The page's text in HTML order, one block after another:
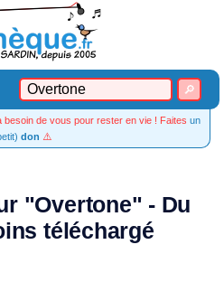
besoin de vous pour rester en vie ! Faites un
don ⚠️
"Overtone" - Du
téléchargé